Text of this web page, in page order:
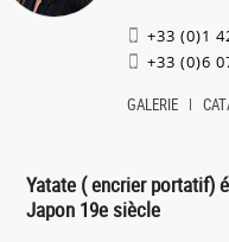
+33 (0)1
+33 (0)6
GALERIE
Yatate ( encrier portatif)
Japon 19e siècle